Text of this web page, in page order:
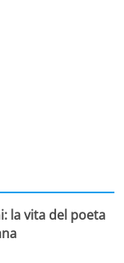
la vita del poeta